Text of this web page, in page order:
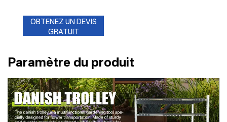
OBTENEZ UN DEVIS
GRATUIT
Paramètre du produit